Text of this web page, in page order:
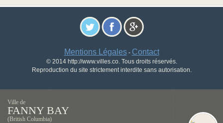
Mentions Légales- Contact
© 2014 http://www.villes.co. Tous droits réservés.
Reproduction du site strictement interdite sans autorisation.
Ville de
FANNY BAY
(British Columbia)